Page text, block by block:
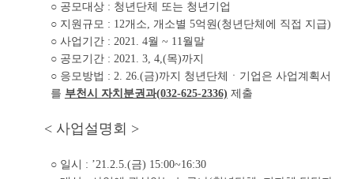
○ 공모대상 : 청년단체 또는 청년기업
○ 지원규모 : 12개소, 개소별 5억원(청년단체에 직접 지급)
○ 사업기간 : 2021. 4월 ~ 11월말
○ 공모기간 : 2021. 3, 4,(목)까지
○ 응모방법 : 2. 26.(금)까지 청년단체ㆍ기업은 사업계획서
를 부천시 자치분권과(032-625-2336) 제출
< 사업설명회 >
○ 일시 : ’21.2.5.(금) 15:00~16:30